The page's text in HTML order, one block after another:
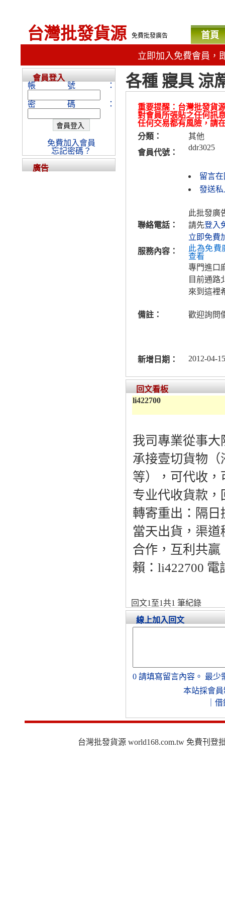
台灣批發貨源 免費批發廣告 首頁
立即加入免費會員，
各種 寢具 涼
重要提醒：台灣批發貨
對會員所張貼之任何訊
任何交易都有風險，請
分類：
其他
會員代號：
ddr3025
留言
發送私
聯絡電話：
此批發廣
請先登入
立即免費
服務內容：
此為免費
查看
專門進口
目前通路
來到這裡
備註： 歡迎詢問
新增日期： 2012-04-
回文看板
li422700
我司專業從事
承接壹切貨物
等），可代收
专业代收貨款
轉寄重出：隔
當天出貨，渠
合作，互利共贏
賴：li422700 電
回文1至1共1 筆紀錄
線上加入回文
0 請填寫留言內容。 最少
本站採會員
借
會員登入
帳號：
密碼：
免費加入會員
忘記密碼？
廣告
台灣批發貨源 world168.com.tw 免費刊登